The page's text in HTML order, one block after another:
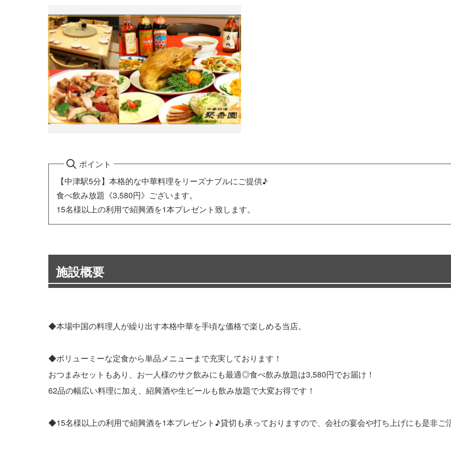
ポイント
【中津駅5分】本格的な中華料理をリーズナブルにご提供♪
食べ飲み放題《3,580円》ございます。
15名様以上の利用で紹興酒を1本プレゼント致します。
施設概要
◆本場中国の料理人が繰り出す本格中華を手頃な価格で楽しめる当店。
◆ボリューミーな定食から単品メニューまで充実しております！
おつまみセットもあり、お一人様のサク飲みにも最適◎食べ飲み放題は3,580円でお届け！
62品の幅広い料理に加え、紹興酒や生ビールも飲み放題で大変お得です！
◆15名様以上の利用で紹興酒を1本プレゼント♪貸切も承っておりますので、会社の宴会や打ち上げにも是非ご